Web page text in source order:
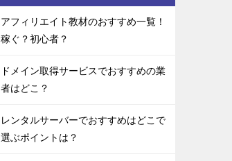
アフィリエイト教材のおすすめ一覧！
稼ぐ？初心者？
ドメイン取得サービスでおすすめの業
者はどこ？
レンタルサーバーでおすすめはどこで
選ぶポイントは？